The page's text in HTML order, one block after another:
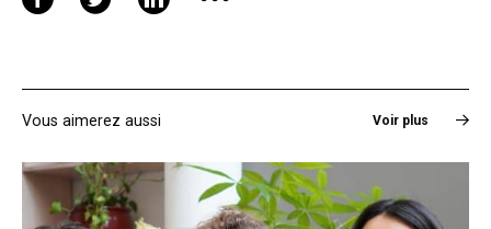
Vous aimerez aussi Voir plus